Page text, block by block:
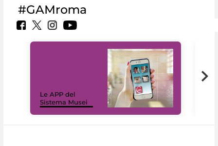
#GAMroma
Le APP del
Sistema Musei